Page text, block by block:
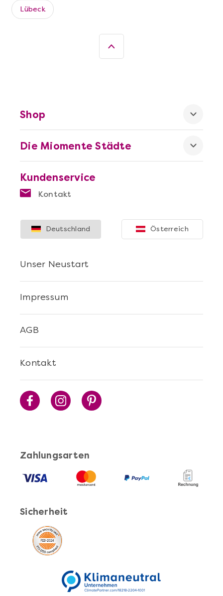
Die beste Pizza@Home
Sushi Selber Machen - DIY-Set
Cocktails Selber Machen - DIY-Set
Lübeck
Kundenservice
Kontakt
Die Miomente Städte
Shop
Zahlungsarten
Sicherheit
Kontakt
AGB
Impressum
Unser Neustart
Deutschland Österreich